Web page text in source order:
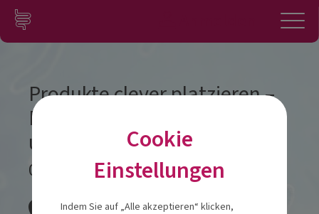
Zum Inhalt springen
Konto
Produkte clever platzieren –
Beratung mit System, Herz
und Know-how
07.07.2026
Cookie
Einstellungen
Indem Sie auf „Alle akzeptieren“ klicken,